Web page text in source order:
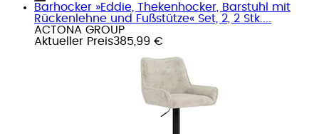
Barhocker »Eddie, Thekenhocker, Barstuhl mit
Rückenlehne und Fußstütze« Set, 2, 2 Stk....
ACTONA GROUP
Aktueller Preis385,99 €